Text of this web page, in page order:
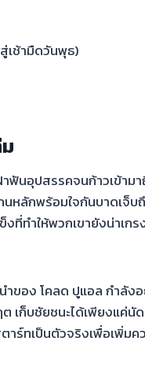
เช้ามืดวันพุธ)
าฟันอุปสรรคจนก้าวเข้าม
หลักพร้อมใจกันบาดเจ็
ทำให้พวกเขายังน่าเ
ำของ โคลด ปูแอล กำลั
ก็บชัยชนะได้เพียงแค่นั
ทเป็นตัวจริงเพื่อเพิ่ม